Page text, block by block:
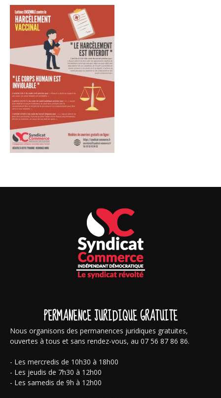
PERMANENCE JURIDIQUE GRATUITE
Nous organisons des permanences juridiques gratuites,
ouvertes à tous et sans rendez-vous, au 07 56 87 86 86.
- Les mercredis de 10h30 à 18h00
- Les jeudis de 7h30 à 12h00
- Les samedis de 9h à 12h00